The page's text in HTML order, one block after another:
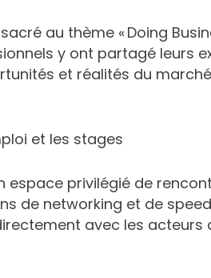
au thème « Doing
y ont partagé leurs
et réalités du
et les stages
espace privilégié de
de networking et de
avec les